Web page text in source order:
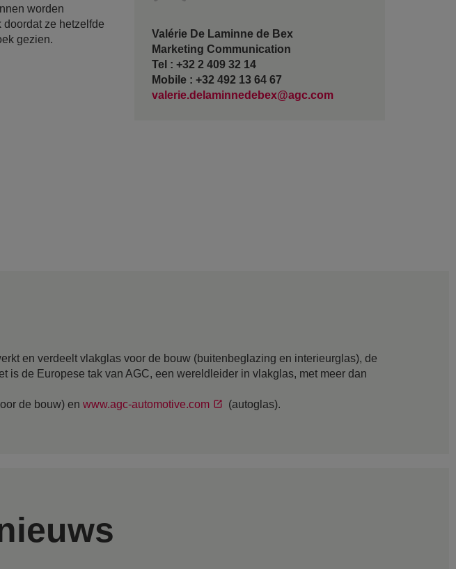
worden
ze hetzelfde
gezien.
Valérie De Laminne de Bex
Marketing Communication
Tel : +32 2 409 32 14
Mobile : +32 492 13 64 67
valerie.delaminnedebex@agc.com
en verdeelt vlakglas voor de bouw (buitenbeglazing en interieurglas), de
is de Europese tak van AGC, een wereldleider in vlakglas, met meer dan
de bouw) en www.agc-automotive.com (autoglas).